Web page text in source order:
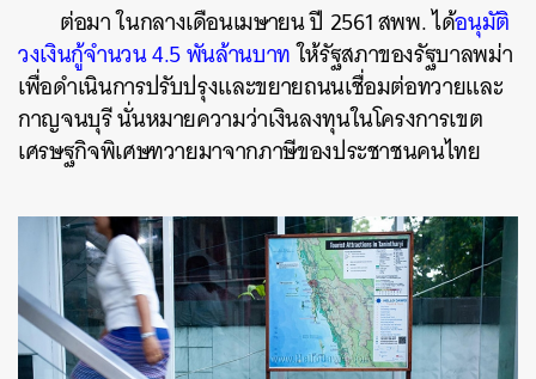
ต่อมา ในกลางเดือนเมษายน ปี 2561 สพพ. ได้อนุมัติ
วงเงินกู้จำนวน 4.5 พันล้านบาทให้รัฐสภาของรัฐบาลพม่า
เพื่อดำเนินการปรับปรุงและขยายถนนเชื่อมต่อทวายและ
กาญจนบุรี นั่นหมายความว่าเงินลงทุนในโครงการเขต
เศรษฐกิจพิเศษทวายมาจากภาษีของประชาชนคนไทย